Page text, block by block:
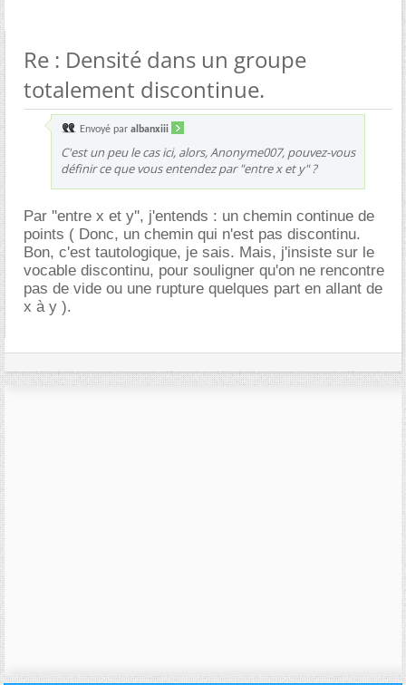
Re : Densité dans un groupe
totalement discontinue.
Envoyé par albanxiii
C'est un peu le cas ici, alors, Anonyme007, pouvez-vous
définir ce que vous entendez par "entre x et y" ?
Par ''entre x et y'', j'entends : un chemin continue de
points ( Donc, un chemin qui n'est pas discontinu.
Bon, c'est tautologique, je sais. Mais, j'insiste sur le
vocable discontinu, pour souligner qu'on ne rencontre
pas de vide ou une rupture quelques part en allant de
x à y ).